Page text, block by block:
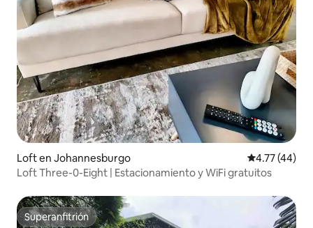
Loft en Johannesburgo Calificación
4.77 (44)
Loft Three-0-Eight | Estacionamiento y WiFi gratuitos
Superanfitrión
Superanfitrión